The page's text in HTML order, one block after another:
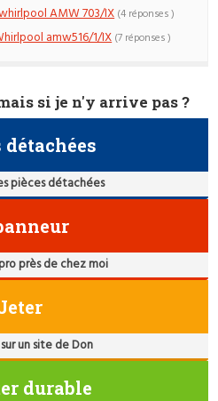
AMW 703/IX (4 réponses )
amw516/1/IX (7 réponses )
si je n'y arrive pas ?
détachées
pièces détachées
près de chez moi
un site de Don
durable